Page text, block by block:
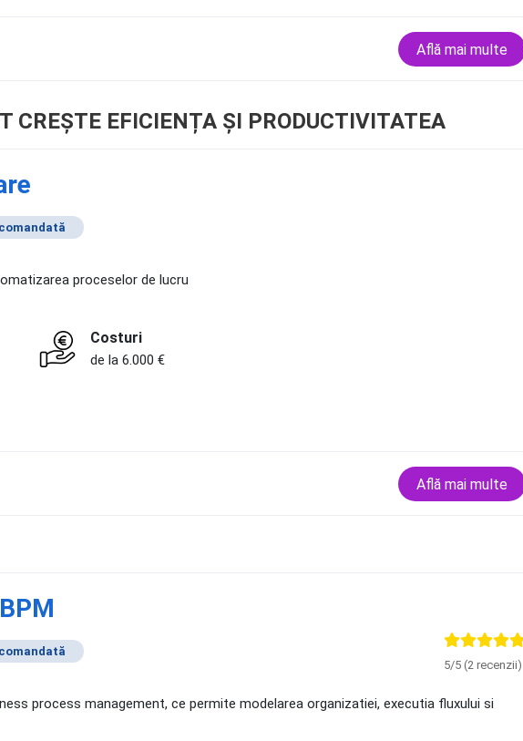
Află mai multe
CREȘTE EFICIENȚA ȘI PRODUCTIVITATEA
proceselor de lucru
Costuri
de la 6.000 €
Află mai multe
5/5 (2 recenzii)
process management, ce permite modelarea organizatiei, executia fluxului si